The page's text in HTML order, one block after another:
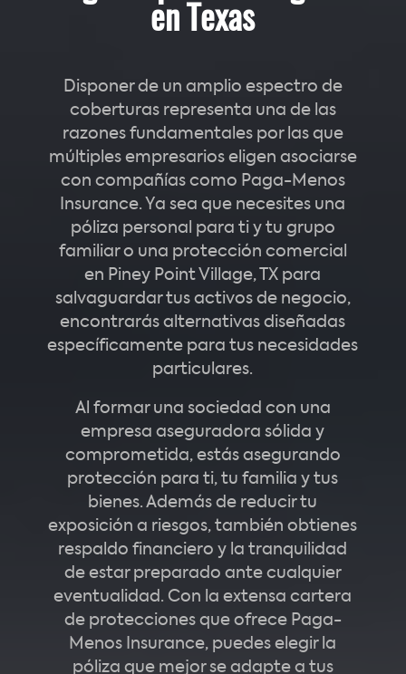
en Texas
Disponer de un amplio espectro de
coberturas representa una de las
razones fundamentales por las que
múltiples empresarios eligen asociarse
con compañías como Paga-Menos
Insurance. Ya sea que necesites una
póliza personal para ti y tu grupo
familiar o una protección comercial
en Piney Point Village, TX para
salvaguardar tus activos de negocio,
encontrarás alternativas diseñadas
específicamente para tus necesidades
particulares.
Al formar una sociedad con una
empresa aseguradora sólida y
comprometida, estás asegurando
protección para ti, tu familia y tus
bienes. Además de reducir tu
exposición a riesgos, también obtienes
respaldo financiero y la tranquilidad
de estar preparado ante cualquier
eventualidad. Con la extensa cartera
de protecciones que ofrece Paga-
Menos Insurance, puedes elegir la
póliza que mejor se adapte a tus